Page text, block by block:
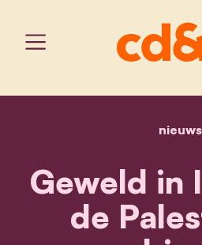
nieuws
Geweld in
de